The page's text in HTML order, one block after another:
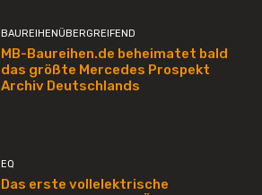
BAUREIHENÜBERGREIFEND
MB-Baureihen.de beheimatet bald
das größte Mercedes Prospekt
Archiv Deutschlands
EQ
Das erste vollelektrische